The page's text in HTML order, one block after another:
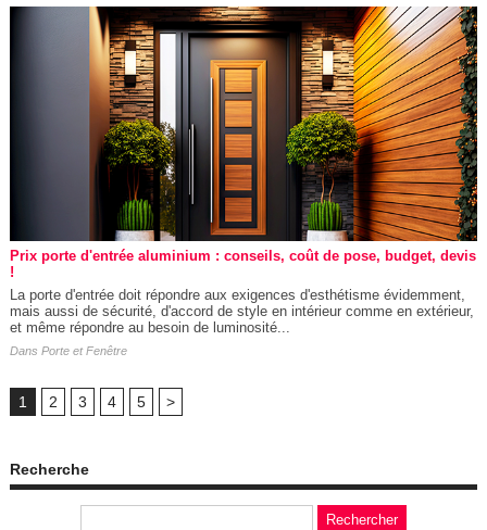
Prix porte d'entrée aluminium : conseils, coût de pose, budget, devis
!
La porte d'entrée doit répondre aux exigences d'esthétisme évidemment,
mais aussi de sécurité, d'accord de style en intérieur comme en extérieur,
et même répondre au besoin de luminosité...
Dans Porte et Fenêtre
1 2 3 4 5 >
Recherche